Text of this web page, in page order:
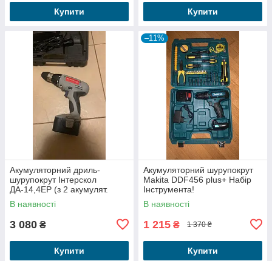
Купити Купити
Акумуляторний дриль-
шурупокрут Інтерскол
ДА-14,4ЕР (з 2 акумулят.
+зар)
В наявності
3 080 ₴
Купити
–11%
Акумуляторний шурупокрут
Makita DDF456 plus+ Набір
Інструмента!
В наявності
1 215 ₴ 1 370 ₴
Купити